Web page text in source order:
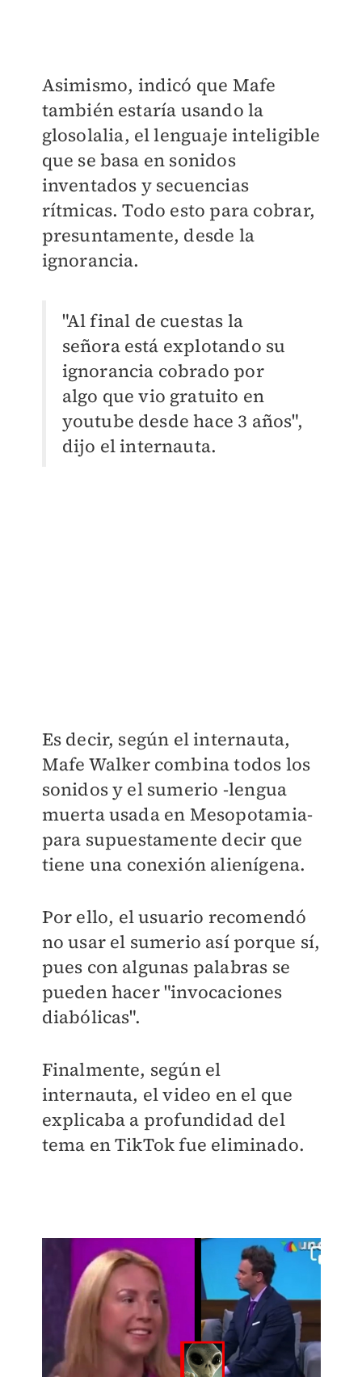
Asimismo, indicó que Mafe
también estaría usando la
glosolalia, el lenguaje inteligible
que se basa en sonidos
inventados y secuencias
rítmicas. Todo esto para cobrar,
presuntamente, desde la
ignorancia.
"Al final de cuestas la
señora está explotando su
ignorancia cobrado por
algo que vio gratuito en
youtube desde hace 3 años",
dijo el internauta.
Es decir, según el internauta,
Mafe Walker combina todos los
sonidos y el sumerio -lengua
muerta usada en Mesopotamia-
para supuestamente decir que
tiene una conexión alienígena.
Por ello, el usuario recomendó
no usar el sumerio así porque sí,
pues con algunas palabras se
pueden hacer "invocaciones
diabólicas".
Finalmente, según el
internauta, el video en el que
explicaba a profundidad del
tema en TikTok fue eliminado.